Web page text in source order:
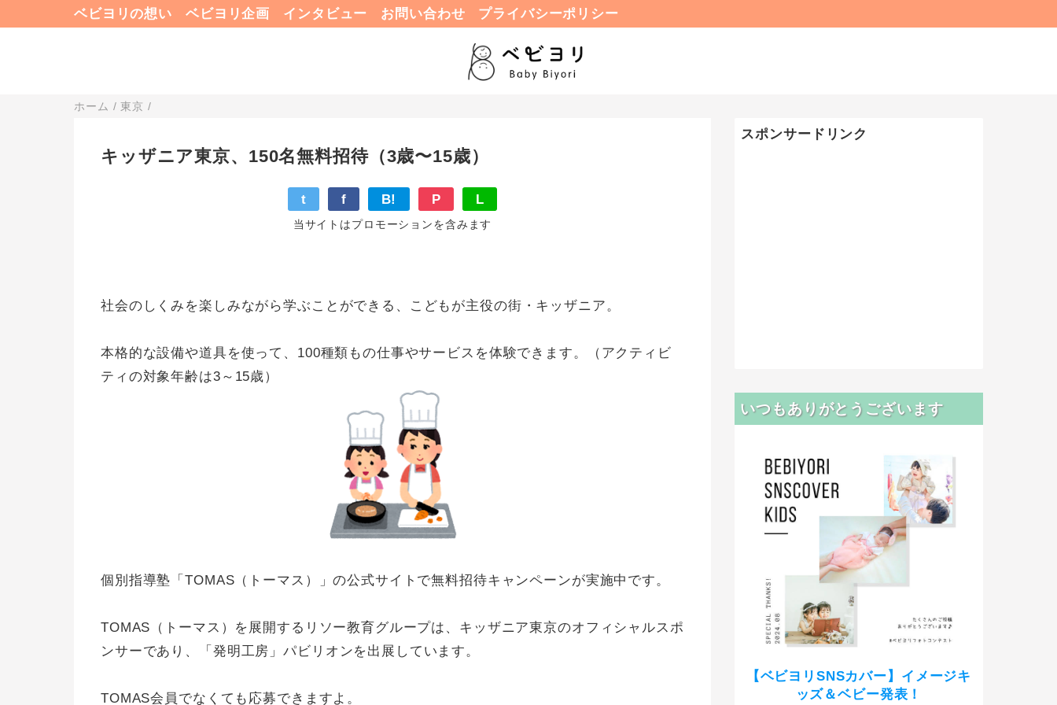
ベビヨリの想い ベビヨリ企画 インタビュー お問い合わせ プライバシーポリシー
ホーム /東京 /
キッザニア東京、150名無料招待（3歳〜15歳）
t f B! P L
当サイトはプロモーションを含みます
社会のしくみを楽しみながら学ぶことができる、こどもが主役の街・キッザニア。
本格的な設備や道具を使って、100種類もの仕事やサービスを体験できます。（アクティビ
ティの対象年齢は3～15歳）
個別指導塾「TOMAS（トーマス）」の公式サイトで無料招待キャンペーンが実施中です。
TOMAS（トーマス）を展開するリソー教育グループは、キッザニア東京のオフィシャルスポ
ンサーであり、「発明工房」パビリオンを出展しています。
TOMAS会員でなくても応募できますよ。
スポンサードリンク
いつもありがとうございます
【ベビヨリSNSカバー】イメージキ
ッズ＆ベビー発表！